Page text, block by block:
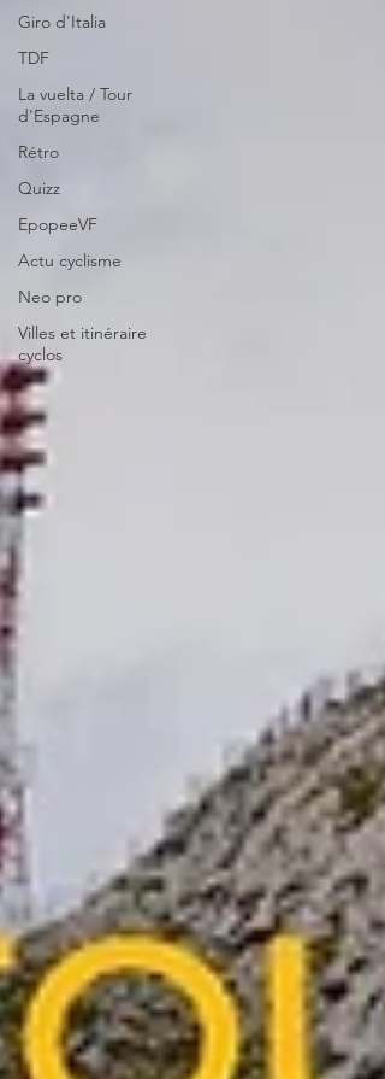
Giro d'Italia
TDF
La vuelta / Tour
d'Espagne
Rétro
Quizz
EpopeeVF
Actu cyclisme
Neo pro
Villes et itinéraire
cyclos